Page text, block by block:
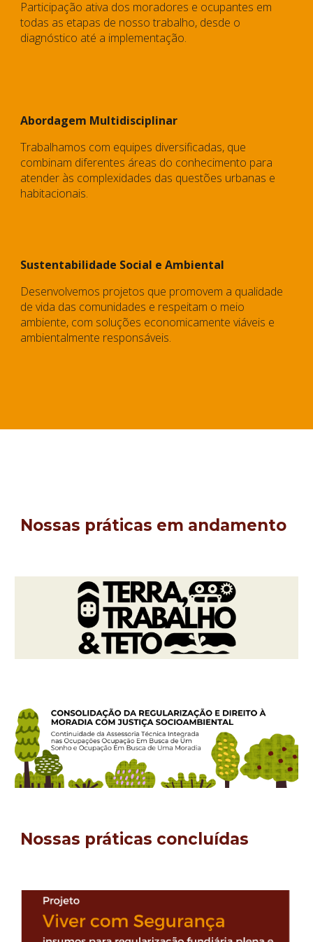
Participação ativa dos moradores e ocupantes em
todas as etapas de nosso trabalho, desde o
diagnóstico até a implementação.
Abordagem Multidisciplinar
Trabalhamos com equipes diversificadas, que
combinam diferentes áreas do conhecimento para
atender às complexidades das questões urbanas e
habitacionais.
Sustentabilidade Social e Ambiental
Desenvolvemos projetos que promovem a qualidade
de vida das comunidades e respeitam o meio
ambiente, com soluções economicamente viáveis e
ambientalmente responsáveis.
Nossas práticas em andamento
Nossas práticas concluídas